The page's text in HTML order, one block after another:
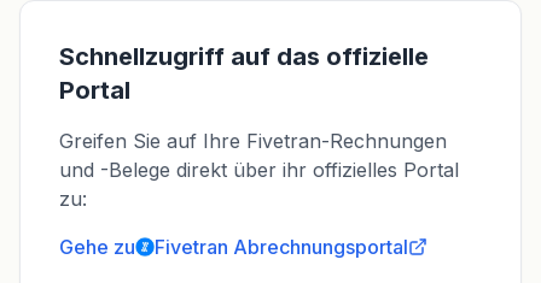
Schnellzugriff auf das offizielle
Portal
Greifen Sie auf Ihre Fivetran-Rechnungen
und -Belege direkt über ihr offizielles Portal
zu:
Gehe zu
Fivetran Abrechnungsportal